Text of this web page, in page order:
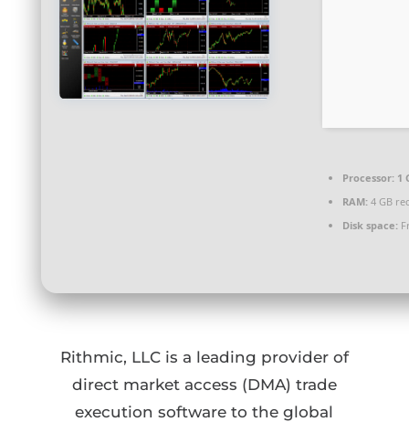
Processor:1
RAM:4 GB
Disk space:
Rithmic, LLC is a leading provider of
direct market access (DMA) trade
execution software to the global